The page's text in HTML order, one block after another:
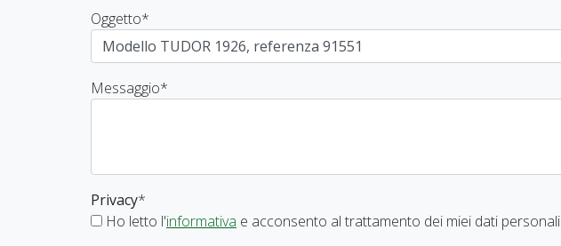
Oggetto*
Messaggio*
Privacy*
Ho letto l'informativa e acconsento al trattamento dei miei dati personali